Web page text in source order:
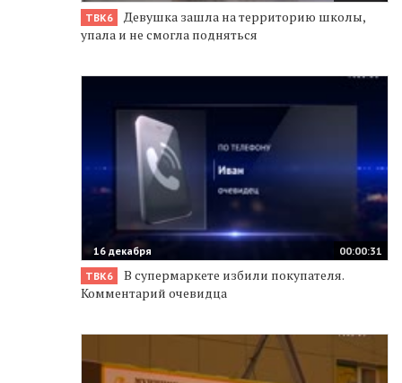
ТВК6
Девушка зашла на территорию школы,
упала и не смогла подняться
00:00:31
16 декабря
ТВК6
В супермаркете избили покупателя.
Комментарий очевидца